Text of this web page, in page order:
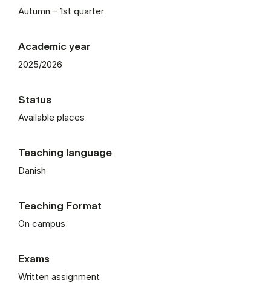
Autumn – 1st quarter
Academic year
2025/2026
Status
Available places
Teaching language
Danish
Teaching Format
On campus
Exams
Written assignment